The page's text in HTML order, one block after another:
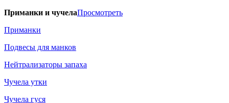
Приманки и чучелаПросмотреть
Приманки
Подвесы для манков
Нейтрализаторы запаха
Чучела утки
Чучела гуся